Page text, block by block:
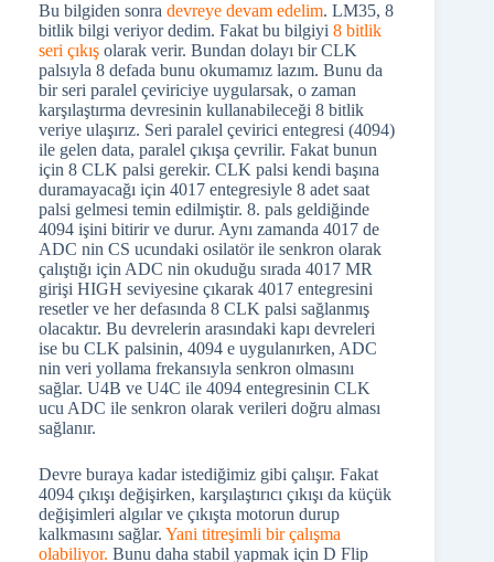
Bu bilgiden sonra devreye devam edelim. LM35, 8
bitlik bilgi veriyor dedim. Fakat bu bilgiyi 8 bitlik
seri çıkış olarak verir. Bundan dolayı bir CLK
palsıyla 8 defada bunu okumamız lazım. Bunu da
bir seri paralel çeviriciye uygularsak, o zaman
karşılaştırma devresinin kullanabileceği 8 bitlik
veriye ulaşırız. Seri paralel çevirici entegresi (4094)
ile gelen data, paralel çıkışa çevrilir. Fakat bunun
için 8 CLK palsi gerekir. CLK palsi kendi başına
duramayacağı için 4017 entegresiyle 8 adet saat
palsi gelmesi temin edilmiştir. 8. pals geldiğinde
4094 işini bitirir ve durur. Aynı zamanda 4017 de
ADC nin CS ucundaki osilatör ile senkron olarak
çalıştığı için ADC nin okuduğu sırada 4017 MR
girişi HIGH seviyesine çıkarak 4017 entegresini
resetler ve her defasında 8 CLK palsi sağlanmış
olacaktır. Bu devrelerin arasındaki kapı devreleri
ise bu CLK palsinin, 4094 e uygulanırken, ADC
nin veri yollama frekansıyla senkron olmasını
sağlar. U4B ve U4C ile 4094 entegresinin CLK
ucu ADC ile senkron olarak verileri doğru alması
sağlanır.
Devre buraya kadar istediğimiz gibi çalışır. Fakat
4094 çıkışı değişirken, karşılaştırıcı çıkışı da küçük
değişimleri algılar ve çıkışta motorun durup
kalkmasını sağlar. Yani titreşimli bir çalışma
olabiliyor. Bunu daha stabil yapmak için D Flip